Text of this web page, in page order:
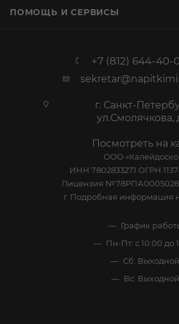
ПОМОЩЬ И СЕРВИСЫ
+7 (812) 644-40-
г. Санкт-
ул.Смолячкова,
Посмотреть на
ООО
ИНН 7802833271 ОГРН
Лицензия №78РПА0005028
г. Подробная информация
График
Пн-Пт: с 10:00 до
Сб: Выходной
Вс: Выходной